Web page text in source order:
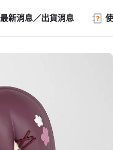
最新消息／出貨消息